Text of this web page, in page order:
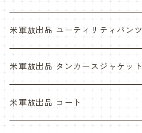
NWU
ABU
NWU
米軍放出品 ユーティリティパンツ
米軍放出品 タンカースジャケット
米軍放出品 コート